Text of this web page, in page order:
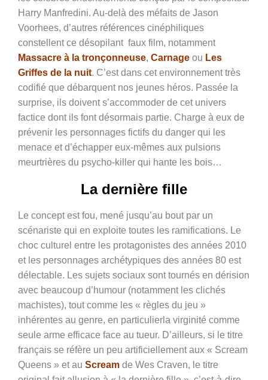
Harry Manfredini. Au-delà des méfaits de Jason
Voorhees, d’autres références cinéphiliques
constellent ce désopilant faux film, notamment
Massacre à la tronçonneuse, Carnage ou Les
Griffes de la nuit. C’est dans cet environnement très
codifié que débarquent nos jeunes héros. Passée la
surprise, ils doivent s’accommoder de cet univers
factice dont ils font désormais partie. Charge à eux de
prévenir les personnages fictifs du danger qui les
menace et d’échapper eux-mêmes aux pulsions
meurtrières du psycho-killer qui hante les bois…
La dernière fille
Le concept est fou, mené jusqu’au bout par un
scénariste qui en exploite toutes les ramifications. Le
choc culturel entre les protagonistes des années 2010
et les personnages archétypiques des années 80 est
délectable. Les sujets sociaux sont tournés en dérision
avec beaucoup d’humour (notamment les clichés
machistes), tout comme les « règles du jeu »
inhérentes au genre, en particulierla virginité comme
seule arme efficace face au tueur. D’ailleurs, si le titre
français se réfère un peu artificiellement aux « Scream
Queens » et au Scream de Wes Craven, le titre